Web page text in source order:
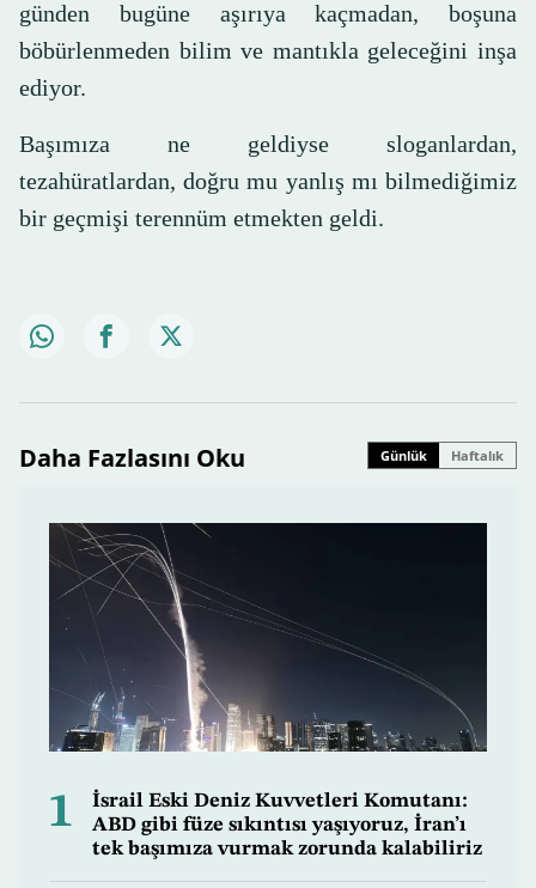
günden bugüne aşırıya kaçmadan, boşuna
böbürlenmeden bilim ve mantıkla geleceğini inşa
ediyor.
Başımıza ne geldiyse sloganlardan,
tezahüratlardan, doğru mu yanlış mı bilmediğimiz
bir geçmişi terennüm etmekten geldi.
Daha Fazlasını Oku Günlük Haftalık
1
İsrail Eski Deniz Kuvvetleri Komutanı:
ABD gibi füze sıkıntısı yaşıyoruz, İran’ı
tek başımıza vurmak zorunda kalabiliriz